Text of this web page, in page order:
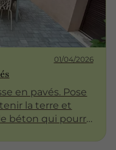
01/04/2026
en pavés. Pose
la terre et
béton qui pourra